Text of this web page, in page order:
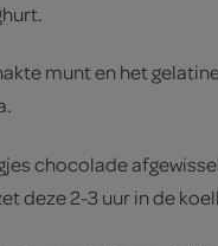
munt en het
chocolade
deze 2-3 uur in de